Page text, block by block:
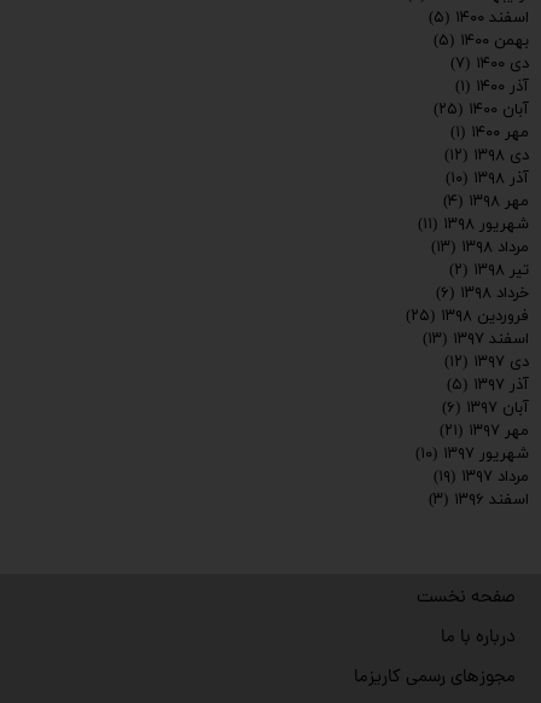
اسفند ۱۴۰۰
(۵)
بهمن ۱۴۰۰
(۵)
دی ۱۴۰۰
(۷)
آذر ۱۴۰۰
(۱)
آبان ۱۴۰۰
(۲۵)
مهر ۱۴۰۰
(۱)
دی ۱۳۹۸
(۱۲)
آذر ۱۳۹۸
(۱۰)
مهر ۱۳۹۸
(۴)
شهریور ۱۳۹۸
(۱۱)
مرداد ۱۳۹۸
(۱۳)
تیر ۱۳۹۸
(۲)
خرداد ۱۳۹۸
(۶)
فروردین ۱۳۹۸
(۲۵)
اسفند ۱۳۹۷
(۱۳)
دی ۱۳۹۷
(۱۲)
آذر ۱۳۹۷
(۵)
آبان ۱۳۹۷
(۶)
مهر ۱۳۹۷
(۲۱)
شهریور ۱۳۹۷
(۱۰)
مرداد ۱۳۹۷
(۱۹)
اسفند ۱۳۹۶
(۳)
صفحه نخست
درباره با ما
مجوزهای رسمی کاریزما